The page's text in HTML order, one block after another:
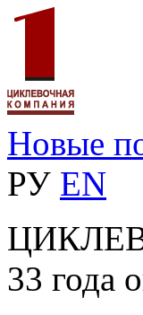
Новые
РУ EN
33 года